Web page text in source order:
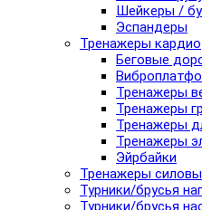
Шейкеры /
Эспандеры
Тренажеры кардио
Беговые
Тренажеры
Тренажеры
Тренажеры
Тренажеры
Эйрбайки
Тренажеры
Турники/брусья
Турники/брусья